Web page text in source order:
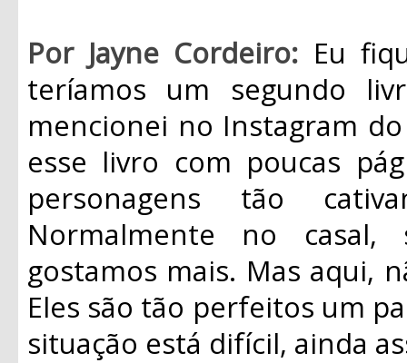
Por Jayne Cordeiro: Eu
teríamos um segundo
mencionei no Instagram
esse livro com poucas
personagens tão
Normalmente no
gostamos mais. Mas aqui,
Eles são tão perfeitos um
situação está difícil, ainda